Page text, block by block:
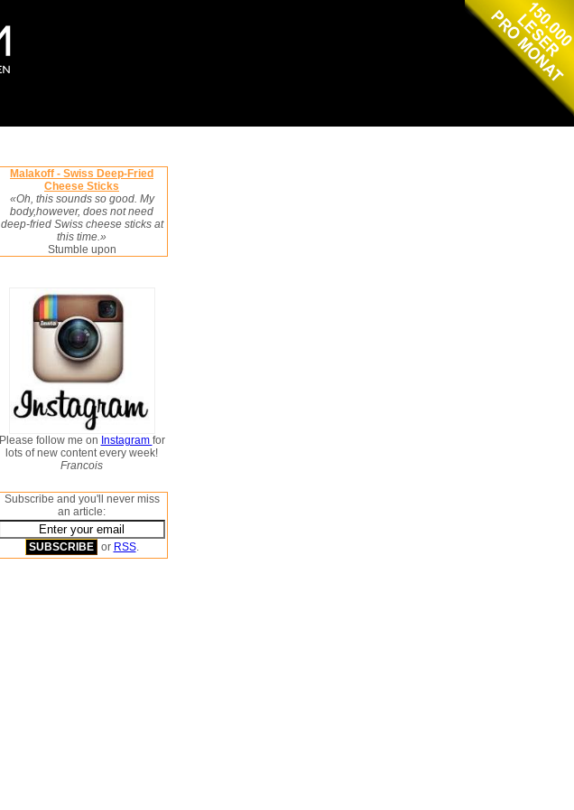
Malakoff - Swiss Deep-Fried
Cheese Sticks
«Oh, this sounds so good. My
body,however, does not need
deep-fried Swiss cheese sticks at
this time.»
Stumble upon
Please follow me on Instagram for
lots of new content every week!
Francois
Subscribe and you'll never miss
an article:
or RSS.